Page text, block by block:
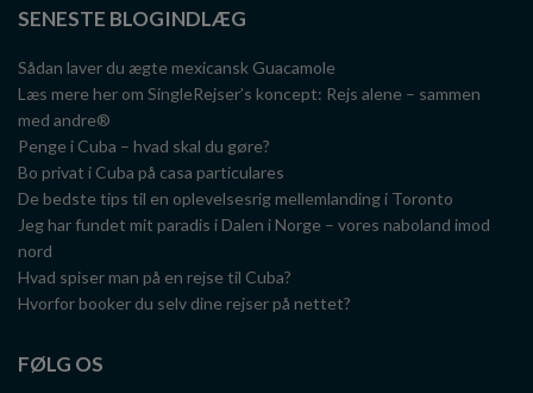
SENESTE BLOGINDLÆG
Sådan laver du ægte mexicansk Guacamole
Læs mere her om SingleRejser’s koncept: Rejs alene – sammen
med andre®
Penge i Cuba – hvad skal du gøre?
Bo privat i Cuba på casa particulares
De bedste tips til en oplevelsesrig mellemlanding i Toronto
Jeg har fundet mit paradis i Dalen i Norge – vores naboland imod
nord
Hvad spiser man på en rejse til Cuba?
Hvorfor booker du selv dine rejser på nettet?
FØLG OS